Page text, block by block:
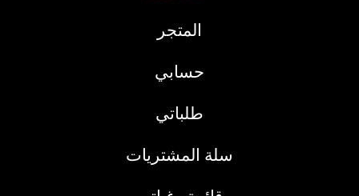
المتجر
حسابي
طلباتي
سلة المشتريات